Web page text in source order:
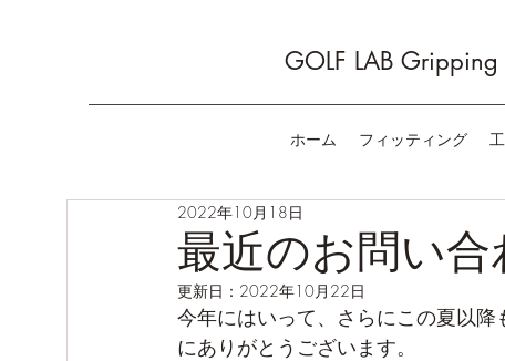
GOLF LAB Gripping
ホーム フィッティング
最近のお問い合
2022年10月18日
更新日： 2022年10月22日
今年にはいって、さらにこの夏以
にありがとうございます。